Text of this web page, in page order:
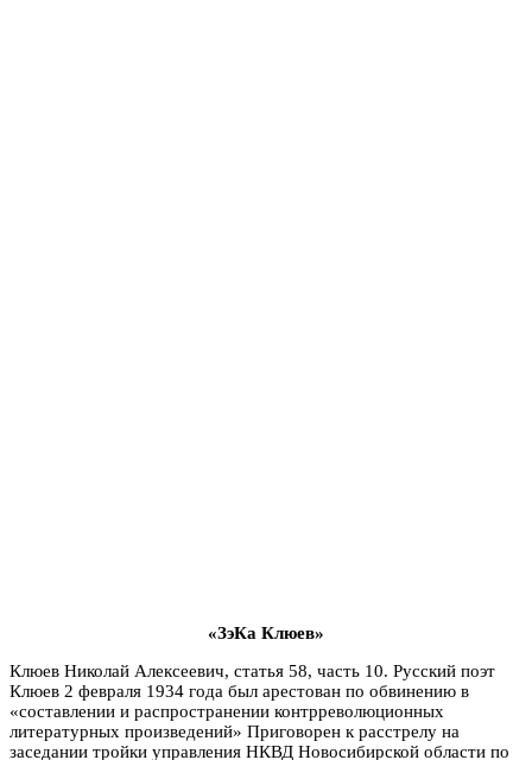
«ЗэКа Клюев»
Клюев Николай Алексеевич, статья 58, часть 10. Русский поэт
Клюев 2 февраля 1934 года был арестован по обвинению в
«составлении и распространении контрреволюционных
литературных произведений» Приговорен к расстрелу на
заседании тройки управления НКВД Новосибирской области по